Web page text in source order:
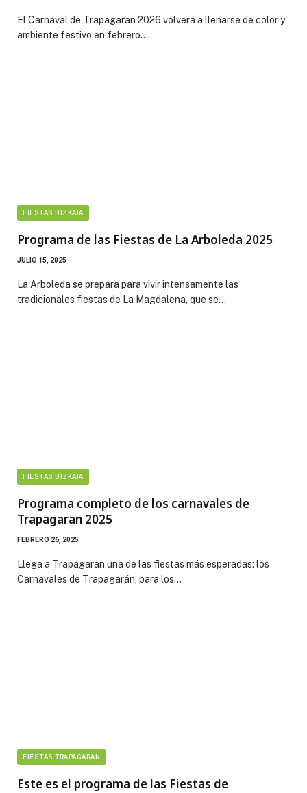
El Carnaval de Trapagaran 2026 volverá a llenarse de color y
ambiente festivo en febrero…
FIESTAS BIZKAIA
Programa de las Fiestas de La Arboleda 2025
JULIO 15, 2025
La Arboleda se prepara para vivir intensamente las
tradicionales fiestas de La Magdalena, que se…
FIESTAS BIZKAIA
Programa completo de los carnavales de
Trapagaran 2025
FEBRERO 26, 2025
Llega a Trapagaran una de las fiestas más esperadas: los
Carnavales de Trapagarán, para los…
FIESTAS TRAPAGARAN
Este es el programa de las Fiestas de